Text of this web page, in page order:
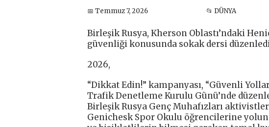
📅 Temmuz 7, 2026 📂 DÜNYA
Birleşik Rusya, Kherson Oblastı’ndaki
güvenliği konusunda sokak dersi
2026,
“Dikkat Edin!” kampanyası, “Güvenli
Trafik Denetleme Kurulu Günü’nde
Birleşik Rusya Genç Muhafızları
Genichesk Spor Okulu öğrencilerine